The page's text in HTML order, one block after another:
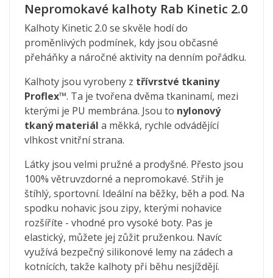
Nepromokavé kalhoty Rab Kinetic 2.0
Kalhoty Kinetic 2.0 se skvěle hodí do
proměnlivých podmínek, kdy jsou občasné
přeháňky a náročné aktivity na denním pořádku.
Kalhoty jsou vyrobeny z třívrstvé tkaniny
Proflex™. Ta je tvořena dvěma tkaninamí, mezi
kterými je PU membrána. Jsou to nylonový
tkaný materiál a měkká, rychle odvádějící
vlhkost vnitřní strana.
Látky jsou velmi pružné a prodyšné. Přesto jsou
100% větruvzdorné a nepromokavé. Střih je
štíhlý, sportovní. Ideální na běžky, běh a pod. Na
spodku nohavic jsou zipy, kterými nohavice
rozšíříte - vhodné pro vysoké boty. Pas je
elastický, můžete jej zůžit pruženkou. Navíc
využívá bezpečný silikonové lemy na zádech a
kotnících, takže kalhoty při běhu nesjíždějí.